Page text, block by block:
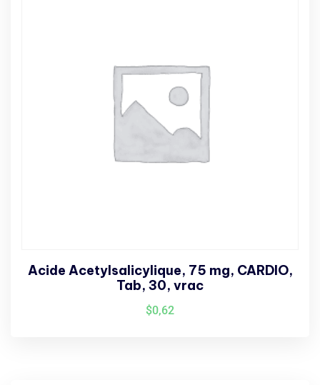
Acide Acetylsalicylique, 75 mg, CARDIO,
Tab, 30, vrac
$0,62